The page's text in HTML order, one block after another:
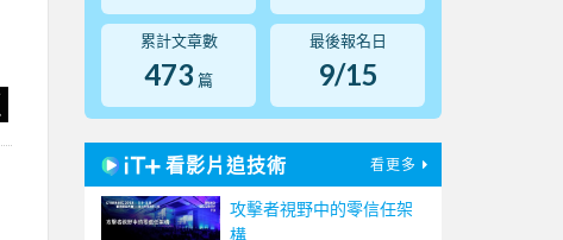
累計文章數
473 篇
最後報名日
9/15
看影片追技術 看更多
攻擊者視野中的零信任架
構